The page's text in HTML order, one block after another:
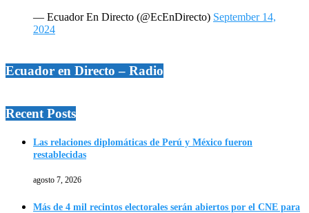
— Ecuador En Directo (@EcEnDirecto) September 14,
2024
Ecuador en Directo – Radio
Recent Posts
Las relaciones diplomáticas de Perú y México fueron
restablecidas
agosto 7, 2026
Más de 4 mil recintos electorales serán abiertos por el CNE para